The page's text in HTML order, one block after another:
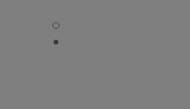
N°5 - Vista por defecto
N°5 - Vista alternativa 1